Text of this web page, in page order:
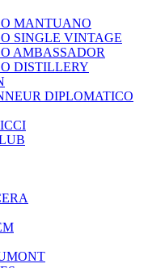
MANTUANO
SINGLE VINTAGE
AMBASSADOR
DISTILLERY
DIPLOMATICO